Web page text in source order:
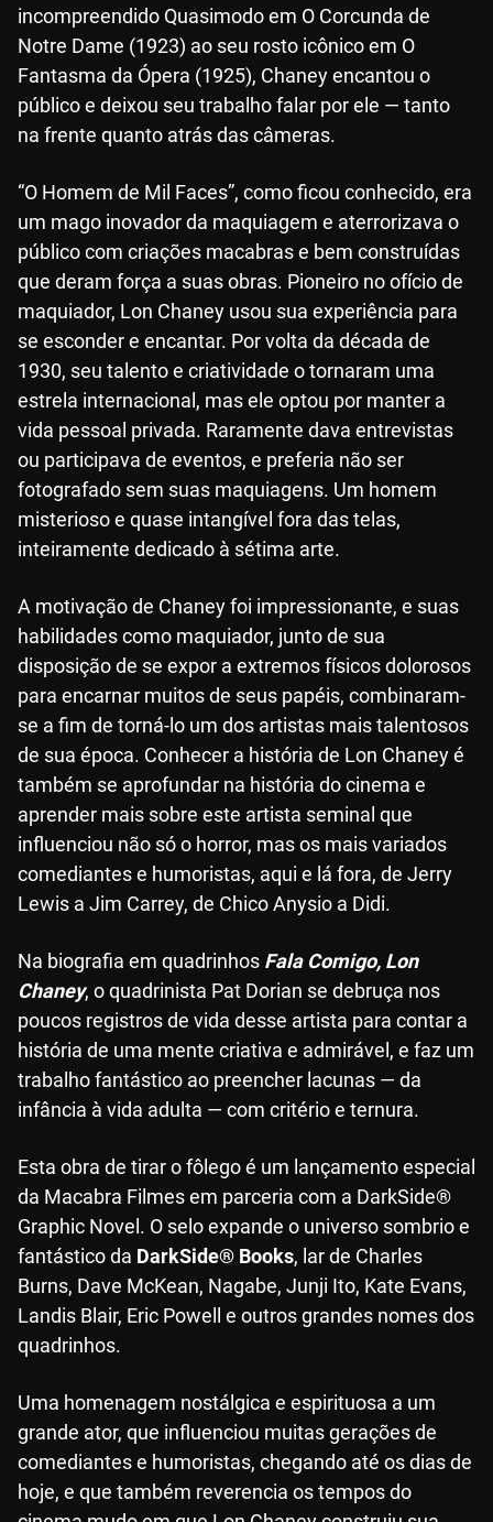
incompreendido Quasimodo em O Corcunda de
Notre Dame (1923) ao seu rosto icônico em O
Fantasma da Ópera (1925), Chaney encantou o
público e deixou seu trabalho falar por ele — tanto
na frente quanto atrás das câmeras.
“O Homem de Mil Faces”, como ficou conhecido, era
um mago inovador da maquiagem e aterrorizava o
público com criações macabras e bem construídas
que deram força a suas obras. Pioneiro no ofício de
maquiador, Lon Chaney usou sua experiência para
se esconder e encantar. Por volta da década de
1930, seu talento e criatividade o tornaram uma
estrela internacional, mas ele optou por manter a
vida pessoal privada. Raramente dava entrevistas
ou participava de eventos, e preferia não ser
fotografado sem suas maquiagens. Um homem
misterioso e quase intangível fora das telas,
inteiramente dedicado à sétima arte.
A motivação de Chaney foi impressionante, e suas
habilidades como maquiador, junto de sua
disposição de se expor a extremos físicos dolorosos
para encarnar muitos de seus papéis, combinaram-
se a fim de torná-lo um dos artistas mais talentosos
de sua época. Conhecer a história de Lon Chaney é
também se aprofundar na história do cinema e
aprender mais sobre este artista seminal que
influenciou não só o horror, mas os mais variados
comediantes e humoristas, aqui e lá fora, de Jerry
Lewis a Jim Carrey, de Chico Anysio a Didi.
Na biografia em quadrinhos Fala Comigo, Lon
Chaney, o quadrinista Pat Dorian se debruça nos
poucos registros de vida desse artista para contar a
história de uma mente criativa e admirável, e faz um
trabalho fantástico ao preencher lacunas — da
infância à vida adulta — com critério e ternura.
Esta obra de tirar o fôlego é um lançamento especial
da Macabra Filmes em parceria com a DarkSide®
Graphic Novel. O selo expande o universo sombrio e
fantástico da DarkSide® Books, lar de Charles
Burns, Dave McKean, Nagabe, Junji Ito, Kate Evans,
Landis Blair, Eric Powell e outros grandes nomes dos
quadrinhos.
Uma homenagem nostálgica e espirituosa a um
grande ator, que influenciou muitas gerações de
comediantes e humoristas, chegando até os dias de
hoje, e que também reverencia os tempos do